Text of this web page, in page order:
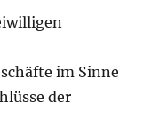
im Sinne
der